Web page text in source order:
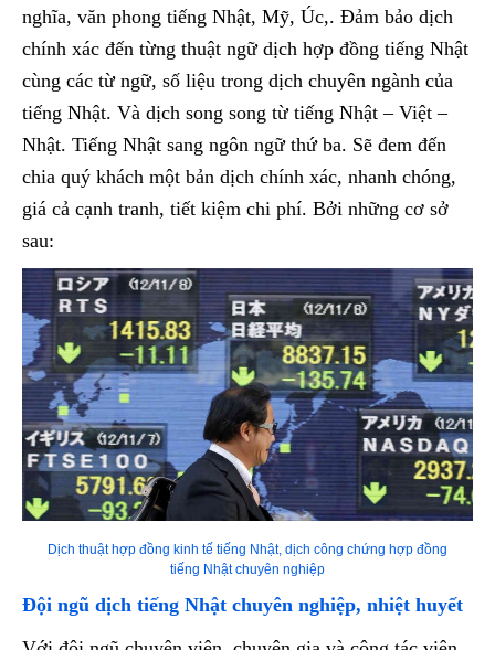
nghĩa, văn phong tiếng Nhật, Mỹ, Úc,. Đảm bảo dịch
chính xác đến từng thuật ngữ dịch hợp đồng tiếng Nhật
cùng các từ ngữ, số liệu trong dịch chuyên ngành của
tiếng Nhật. Và dịch song song từ tiếng Nhật – Việt –
Nhật. Tiếng Nhật sang ngôn ngữ thứ ba. Sẽ đem đến
chia quý khách một bản dịch chính xác, nhanh chóng,
giá cả cạnh tranh, tiết kiệm chi phí. Bởi những cơ sở
sau:
Dịch thuật hợp đồng kinh tế tiếng Nhật, dịch công chứng hợp đồng
tiếng Nhật chuyên nghiệp
Đội ngũ dịch tiếng Nhật chuyên nghiệp, nhiệt huyết